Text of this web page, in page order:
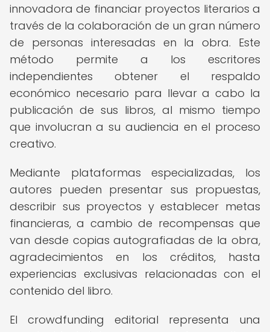
innovadora de financiar proyectos literarios a
través de la colaboración de un gran número
de personas interesadas en la obra. Este
método permite a los escritores
independientes obtener el respaldo
económico necesario para llevar a cabo la
publicación de sus libros, al mismo tiempo
que involucran a su audiencia en el proceso
creativo.
Mediante plataformas especializadas, los
autores pueden presentar sus propuestas,
describir sus proyectos y establecer metas
financieras, a cambio de recompensas que
van desde copias autografiadas de la obra,
agradecimientos en los créditos, hasta
experiencias exclusivas relacionadas con el
contenido del libro.
El crowdfunding editorial representa una